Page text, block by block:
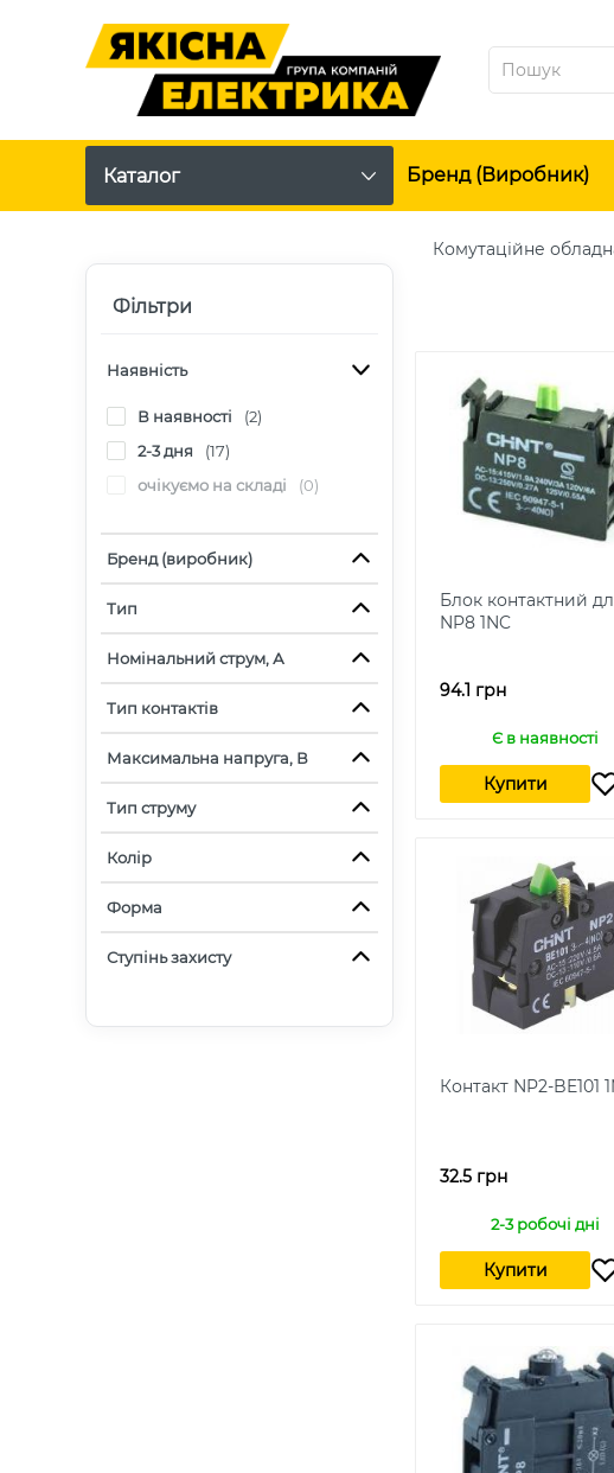
Каталог Бренд (виробник)
Фільтри
Наявність
В наявності
(2)
2-3 дня
(17)
очікуємо на складі
(0)
Бренд (виробник)
Тип
Номінальний струм, А
Тип контактів
Максимальна напруга, В
Тип струму
Колір
Форма
Ступінь захисту
Комутаційне
Блок контактний
NP8 1NC
94.1 грн
Є в наявності
Купити
Контакт NP2-BE101
32.5 грн
2-3 робочі дні
Купити